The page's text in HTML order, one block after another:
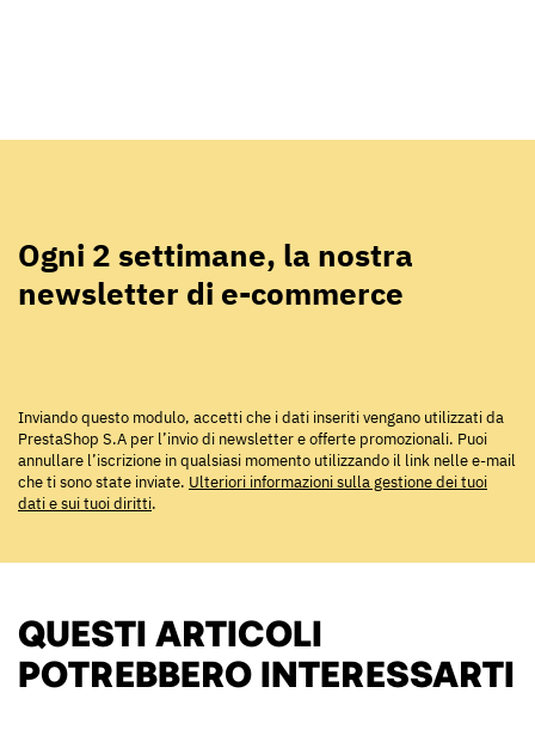
Ogni 2 settimane, la nostra
newsletter di e-commerce
Inviando questo modulo, accetti che i dati inseriti vengano utilizzati da
PrestaShop S.A per l’invio di newsletter e offerte promozionali. Puoi
annullare l’iscrizione in qualsiasi momento utilizzando il link nelle e-mail
che ti sono state inviate. Ulteriori informazioni sulla gestione dei tuoi
dati e sui tuoi diritti.
QUESTI ARTICOLI
POTREBBERO INTERESSARTI